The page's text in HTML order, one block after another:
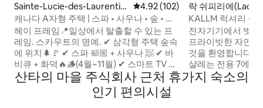
Sainte-Lucie-des-Laurentid
es의 통나무집
평점 4.92점(5점 만점), 후기 102
4.92 (102)
캐나다 A자형 주택 | 스파 • 사우나 • 숲 • 모
닥불 구덩이
헤이 프레임📍일상에서 탈출할 수 있는 프
레임. 스카우트의 명예. ✔ 삼각형 주택 숲속
에 위치🌲🚩 ✔ 스파 🛀🏼 + 사우나 🧖 ✔ 바
비큐 + 화덕🔥🪵(4월~11월) ✔ 스마트 TV 📺
+ 스피커 🎶 ✔ 반려동물 동반 가능 🐾 ✔ 10
분 → 카약, 패들보딩, 해변 🚣‍♂️🏖️ ✔ 20분 →
쁘띠 트레인 뒤 노르 ✔ 30분 → 몽-카이코프
락 쉬피리에(Lac-
의 샬레
KALLM 럭셔리 샬
용 해변•8에이커
전자기기에서 벗
프라이빗한 자연
것을 환영합니다.
샬레는 전용 7에이
지에 위치하고 있
할 수 있는 샘물 연
산타의 마을 주식회사 근처 휴가지 숙소의
인기 편의시설